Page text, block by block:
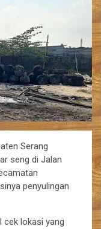
Serang
seng di Jalan
penyulingan
cek lokasi yang